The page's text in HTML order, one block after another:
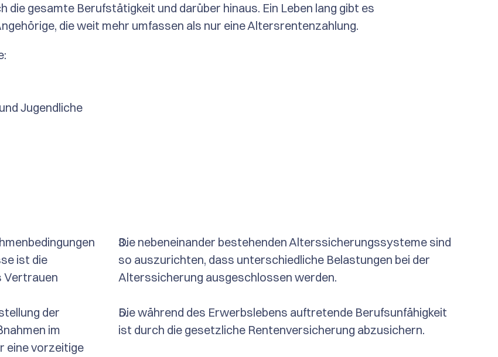
die gesamte Berufstätigkeit und darüber hinaus. Ein Leben lang gibt es
die weit mehr umfassen als nur eine Altersrentenzahlung.
Jugendliche
ist die
Vertrauen
Die nebeneinander bestehenden Alterssicherungssysteme sind
so auszurichten, dass unterschiedliche Belastungen bei der
Alterssicherung ausgeschlossen werden.
der
im
eine vorzeitige
Die während des Erwerbslebens auftretende Berufsunfähigkeit
ist durch die gesetzliche Rentenversicherung abzusichern.